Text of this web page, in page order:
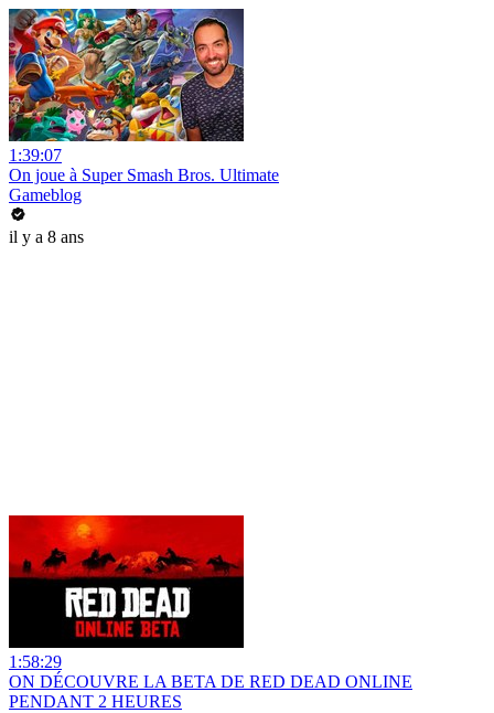
1:39:07
On joue à Super Smash Bros. Ultimate
Gameblog
il y a 8 ans
1:58:29
ON DÉCOUVRE LA BETA DE RED DEAD ONLINE
PENDANT 2 HEURES